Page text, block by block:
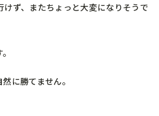
ず、またちょっと大変になりそうで
に勝てません。